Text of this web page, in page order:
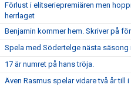
Förlust i elitseriepremiären men
herrlaget
Benjamin kommer hem. Skriver på
Spela med Södertelge nästa säsong
17 är numret på hans tröja.
Även Rasmus spelar vidare två år till